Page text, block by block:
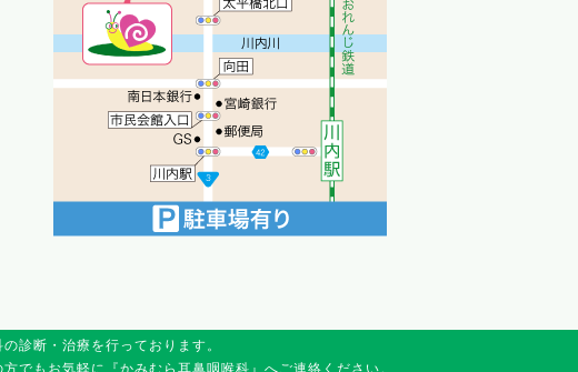
診断・治療を行っております。
でもお気軽に『かみむら耳鼻咽喉科』へご連絡ください。